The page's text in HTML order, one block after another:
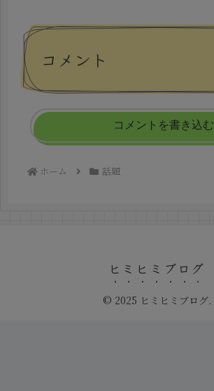
コメント
コメントを書き込む
ホーム 話題
ヒミヒミブログ
© 2025 ヒミヒミブログ.